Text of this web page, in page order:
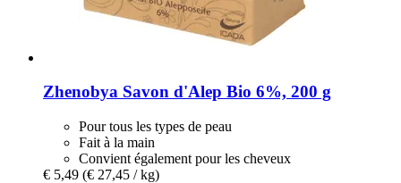
Zhenobya Savon d'Alep Bio 6%, 200 g
Pour tous les types de peau
Fait à la main
Convient également pour les cheveux
€ 5,49 (€ 27,45 / kg)